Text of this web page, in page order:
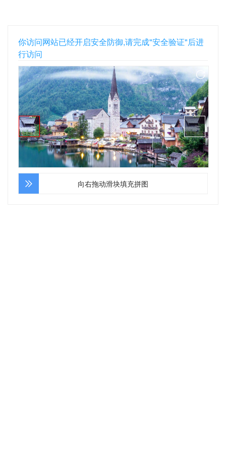
你访问网站已经开启安全防御,请完成"安全验证"后进
行访问
向右拖动滑块填充拼图